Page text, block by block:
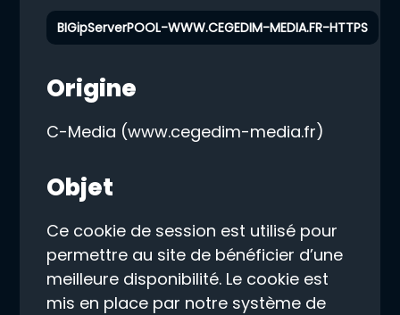
BIGipServerPOOL-WWW.CEGEDIM-MEDIA.FR-HTTPS
Origine
C-Media (www.cegedim-media.fr)
Objet
Ce cookie de session est utilisé pour
permettre au site de bénéficier d’une
meilleure disponibilité. Le cookie est
mis en place par notre système de